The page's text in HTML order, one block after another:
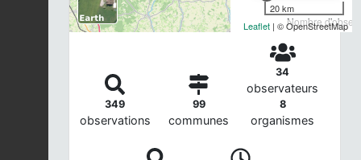
Nombre
20 km
Leaflet | © OpenStreetMap
349
observations
99
communes
34
observateurs
8
organismes